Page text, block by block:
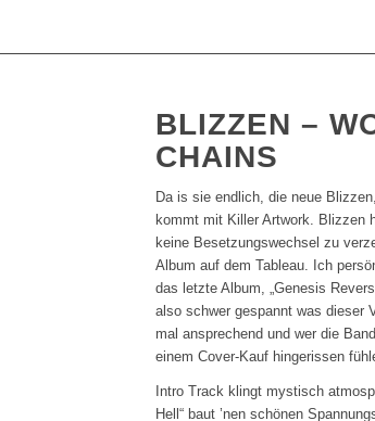
BLIZZEN –
CHAINS
Da is sie endlich, die neue
kommt mit Killer Artwork. Blizzen
keine Besetzungswechsel zu
Album auf dem Tableau. Ich
das letzte Album, „Genesis
also schwer gespannt was dieser
mal ansprechend und wer die
einem Cover-Kauf hingerissen
Intro Track klingt mystisch
Hell“ baut ’nen schönen